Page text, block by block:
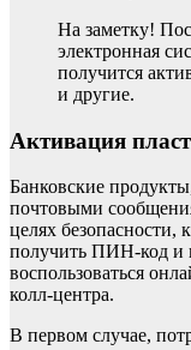
На заметку!
электронная
получится
и другие.
Активация
Банковские
почтовыми
целях безопасности,
получить ПИН-код и
воспользоваться
колл-центра.
В первом случае,